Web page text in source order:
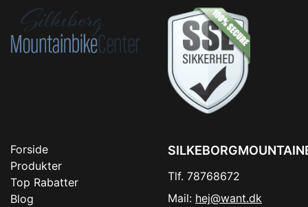
Forside
Produkter
Top Rabatter
Blog
Tlf. 78768672
Mail: hej@want.dk